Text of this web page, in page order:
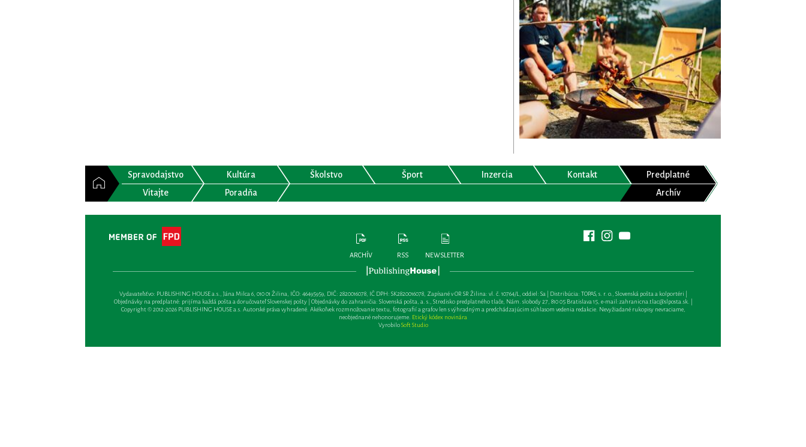
Spravodajstvo Kultúra Školstvo Šport Inzercia Kontakt
Predplatné
Vitajte
Poradňa Archív
ARCHÍV RSS NEWSLETTER
Vydavateľsťvo: PUBLISHING HOUSE a.s., Jána Milca 6, 010 01 Žilina, IČO: 46495959, DIČ: 2820016078, IČ DPH: SK2820016078, Zapísané v OR SR Žilina: vl. č. 10764/L, oddiel: Sa | Distribúcia: TOPAS, s. r. o., Slovenská pošta a kolportéri |
Objednávky na predplatné: prijíma každá pošta a doručovateľ Slovenskej pošty | Objednávky do zahraničia: Slovenská pošta, a. s., Stredisko predplatného tlače, Nám. slobody 27, 810 05 Bratislava 15, e-mail:zahranicna.tlac@slposta.sk. |
Copyright © 2012-2026 PUBLISHING HOUSE a.s. Autorské práva vyhradené. Akékoľvek rozmnožovanie textu, fotografií a grafov len s výhradným a predchádzajúcim súhlasom vedenia redakcie. Nevyžiadané rukopisy nevraciame,
neobjednané nehonorujeme. Etický kódex novinára
VyrobiloSoft Studio